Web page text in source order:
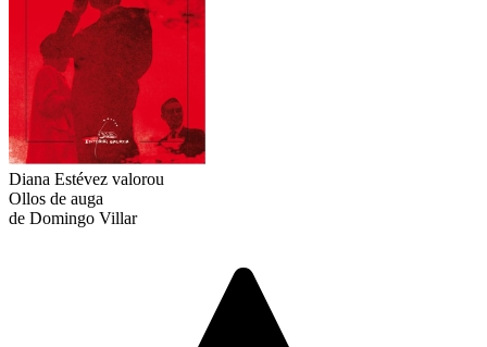
Diana Estévez valorou
Ollos de auga
de Domingo Villar